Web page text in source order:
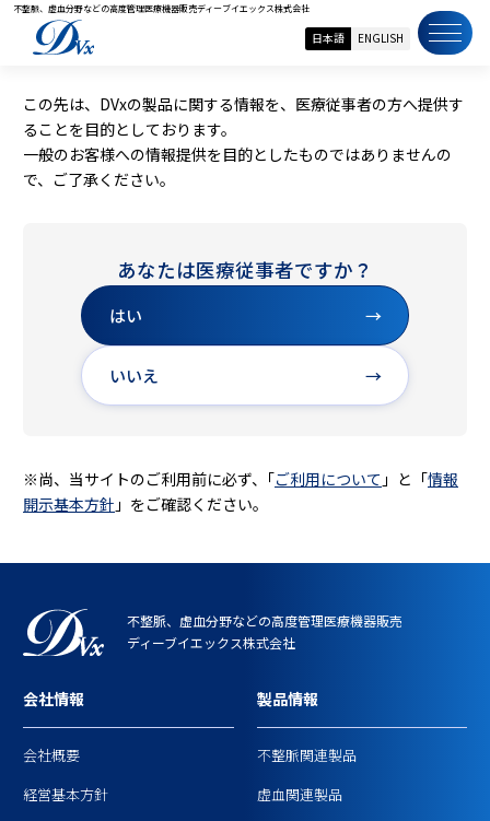
不整脈、虚血分野などの高度管理医療機器販売ディーブイエックス株式会社
日本語 ENGLISH
この先は、DVxの製品に関する情報を、医療従事者の方へ提供す
ることを目的としております。
一般のお客様への情報提供を目的としたものではありませんの
で、ご了承ください。
あなたは医療従事者ですか？
はい →
いいえ →
※尚、当サイトのご利用前に必ず、｢ご利用について 」と「情報
開示基本方針 」をご確認ください。
不整脈、虚血分野などの高度管理医療機器販売
ディーブイエックス株式会社
会社情報
会社概要
経営基本方針
製品情報
不整脈関連製品
虚血関連製品